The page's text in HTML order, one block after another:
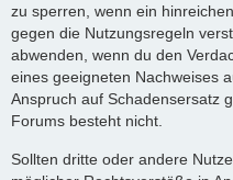
zu sperren, wenn ein
gegen die Nutzungsregeln
abwenden, wenn du den
eines geeigneten Nachweises
Anspruch auf Schadensersatz
Forums besteht nicht.
Sollten dritte oder andere